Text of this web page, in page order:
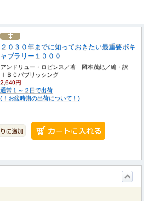
２０３０年までに知っておきたい最重要ボキ
ャブラリー１０００
アンドリュー・ロビンス／著 岡本茂紀／編・訳
ＩＢＣパブリッシング
2,640円
通常１～２日で出荷
(！お盆時期の出荷について！)